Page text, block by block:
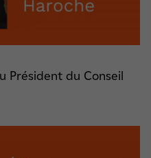
Président du Conseil